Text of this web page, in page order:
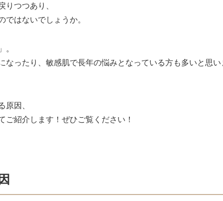
りつつあり、
ではないでしょうか。
。
なったり、敏感肌で長年の悩みとなっている方も多いと思い
原因、
紹介します！ぜひご覧ください！